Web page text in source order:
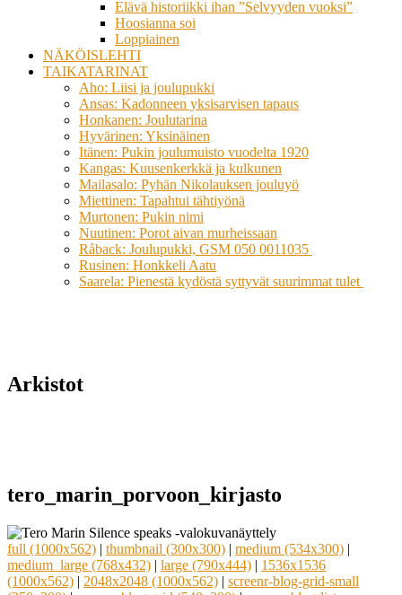
Elävä historiikki ihan ”Selvyyden vuoksi”
Hoosianna soi
Loppiainen
NÄKÖISLEHTI
TAIKATARINAT
Aho: Liisi ja joulupukki
Ansas: Kadonneen yksisarvisen tapaus
Honkanen: Joulutarina
Hyvärinen: Yksinäinen
Itänen: Pukin joulumuisto vuodelta 1920
Kangas: Kuusenkerkkä ja kulkunen
Mailasalo: Pyhän Nikolauksen jouluyö
Miettinen: Tapahtui tähtiyönä
Murtonen: Pukin nimi
Nuutinen: Porot aivan murheissaan
Råback: Joulupukki, GSM 050 0011035
Rusinen: Honkkeli Aatu
Saarela: Pienestä kydöstä syttyvät suurimmat tulet
Arkistot
tero_marin_porvoon_kirjasto
full (1000x562) | thumbnail (300x300) | medium (534x300) |
medium_large (768x432) | large (790x444) | 1536x1536
(1000x562) | 2048x2048 (1000x562) | screenr-blog-grid-small